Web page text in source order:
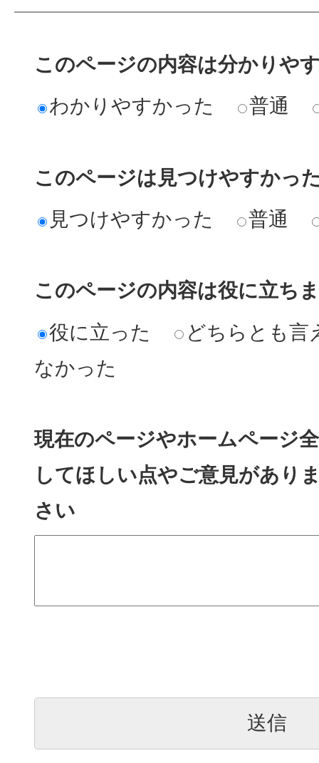
このページの内容は分かりや
わかりやすかった
普通
このページは見つけやすかっ
見つけやすかった
普通
このページの内容は役に立ち
役に立った
どちらとも言
なかった
現在のページやホームページ
してほしい点やご意見があり
さい